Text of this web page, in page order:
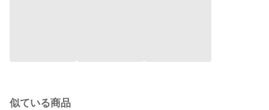
似ている商品